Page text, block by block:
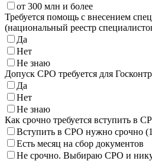
от 300 млн и более
Требуется помощь с внесением
(национальный реестр
Да
Нет
Не знаю
Допуск СРО требуется для
Да
Нет
Не знаю
Как срочно требуется вступить в
Вступить в СРО нужно срочно
Есть месяц на сбор документов
Не срочно. Выбираю СРО и